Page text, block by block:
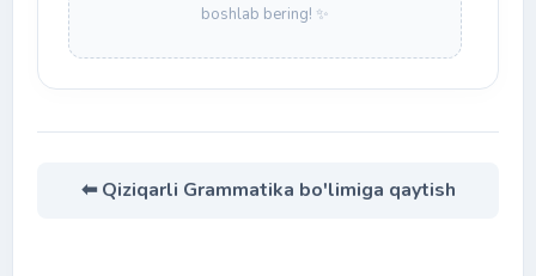
boshlab bering! ✨
⬅ Qiziqarli Grammatika bo'limiga qaytish